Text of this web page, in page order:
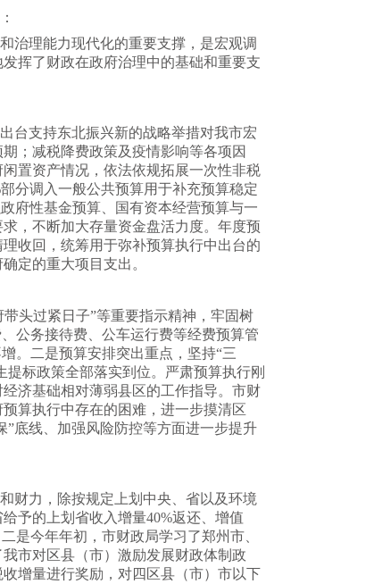
：
治理能力现代化的重要支撑，是宏观调
挥了财政在政府治理中的基础和重要支
台支持东北振兴新的战略举措对我市宏
；减税降费政策及疫情影响等各项因
置资产情况，依法依规拓展一次性非税
分调入一般公共预算用于补充预算稳定
府性基金预算、国有资本经营预算与一
，不断加大存量资金盘活力度。年度预
收回，统筹用于弥补预算执行中出台的
定的重大项目支出。
头过紧日子”等重要指示精神，牢固树
公务接待费、公车运行费等经费预算管
。二是预算安排突出重点，坚持“三
标政策全部落实到位。严肃预算执行刚
济基础相对薄弱县区的工作指导。市财
算执行中存在的困难，进一步摸清区
”底线、加强风险防控等方面进一步提升
财力，除按规定上划中央、省以及环境
予的上划省收入增量40%返还、增值
是今年年初，市财政局学习了郑州市、
市对区县（市）激励发展财政体制政
增量进行奖励，对四区县（市）市以下